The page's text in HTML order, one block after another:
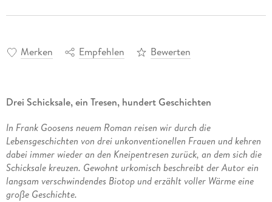
Merken Empfehlen Bewerten
Drei Schicksale, ein Tresen, hundert Geschichten
In Frank Goosens neuem Roman reisen wir durch die
Lebensgeschichten von drei unkonventionellen Frauen und kehren
dabei immer wieder an den Kneipentresen zurück, an dem sich die
Schicksale kreuzen. Gewohnt urkomisch beschreibt der Autor ein
langsam verschwindendes Biotop und erzählt voller Wärme eine
große Geschichte.